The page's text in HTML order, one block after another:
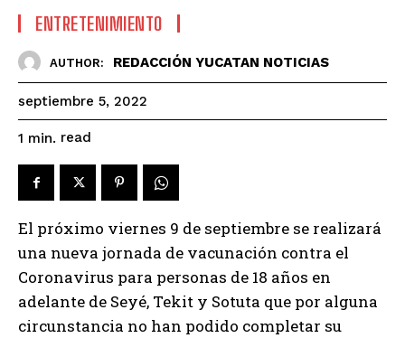
ENTRETENIMIENTO
AUTHOR: REDACCIÓN YUCATAN NOTICIAS
septiembre 5, 2022
1 min. read
El próximo viernes 9 de septiembre se realizará
una nueva jornada de vacunación contra el
Coronavirus para personas de 18 años en
adelante de Seyé, Tekit y Sotuta que por alguna
circunstancia no han podido completar su